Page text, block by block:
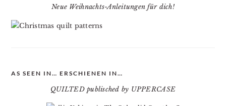
Neue Weihnachts-Anleitungen für dich!
AS SEEN IN… ERSCHIENEN IN…
QUILTED publisched by UPPERCASE